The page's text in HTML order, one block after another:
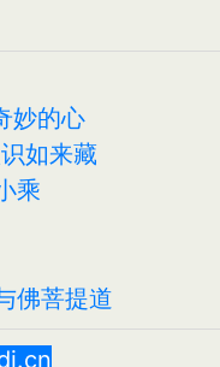
妙的心
如来藏
乘
佛菩提道